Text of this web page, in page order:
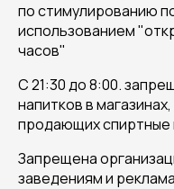
по стимулированию
использованием
часов"
С 21:30 до 8:00.
напитков в
продающих спиртные
Запрещена
заведениям и